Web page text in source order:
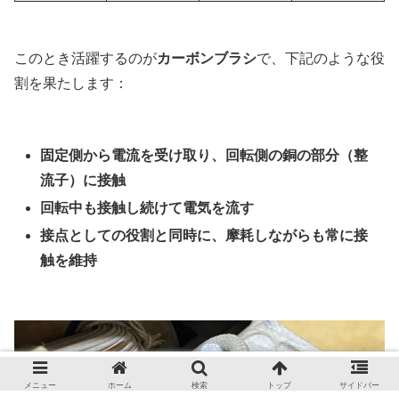
このとき活躍するのがカーボンブラシで、下記のような役
割を果たします：
固定側から電流を受け取り、回転側の銅の部分（整
流子）に接触
回転中も接触し続けて電気を流す
接点としての役割と同時に、摩耗しながらも常に接
触を維持
メニュー ホーム 検索 トップ サイドバー